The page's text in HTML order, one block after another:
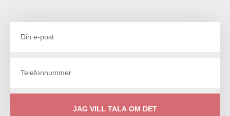
JAG VILL TALA OM DET